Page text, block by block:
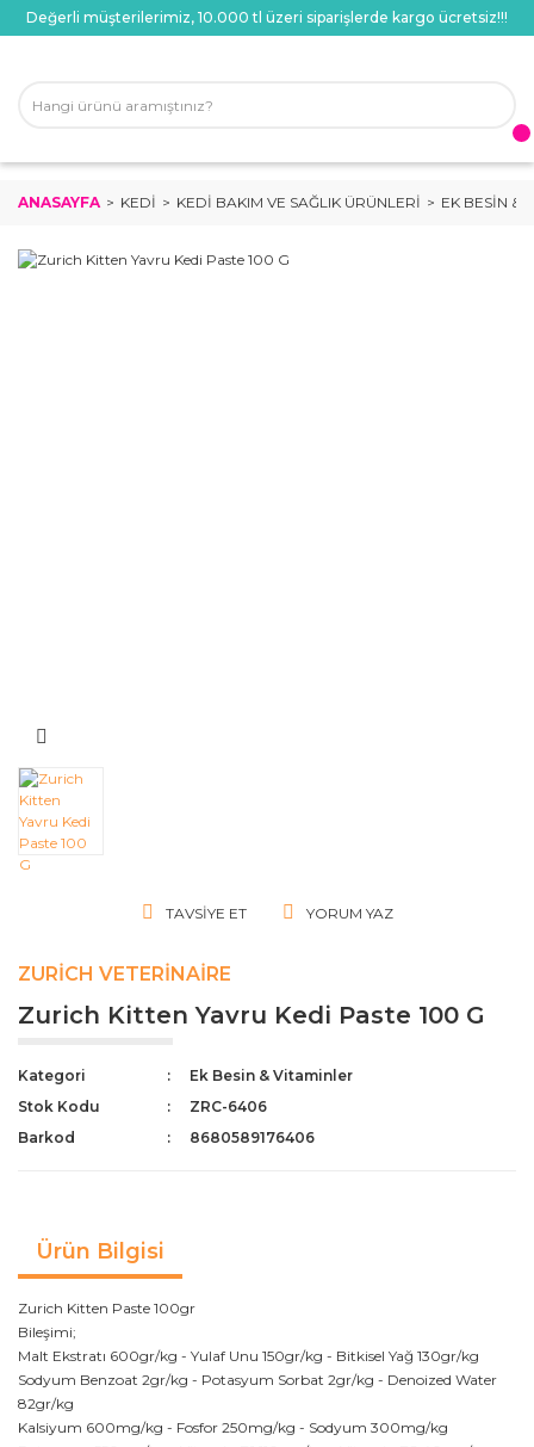
Değerli müşterilerimiz, 10.000 tl üzeri siparişlerde kargo ücretsiz!!!
ANASAYFA KEDI KEDI BAKIM VE SAĞLIK ÜRÜNLERI EK BESIN &
TAVSIYE ET YORUM YAZ
ZURICH VETERINAIRE
Zurich Kitten Yavru Kedi Paste 100 G
Kategori
Ek Besin & Vitaminler
Stok Kodu
ZRC-6406
Barkod
8680589176406
Ürün Bilgisi
Zurich Kitten Paste 100gr
Bileşimi;
Malt Ekstratı 600gr/kg - Yulaf Unu 150gr/kg - Bitkisel Yağ 130gr/kg
Sodyum Benzoat 2gr/kg - Potasyum Sorbat 2gr/kg - Denoized Water
82gr/kg
Kalsiyum 600mg/kg - Fosfor 250mg/kg - Sodyum 300mg/kg